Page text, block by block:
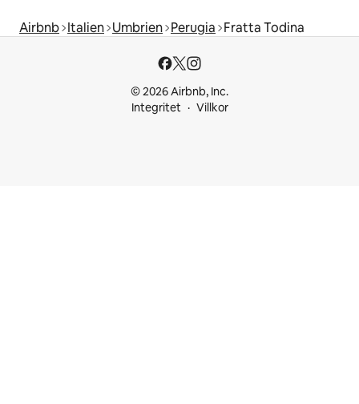
Airbnb Italien Umbrien Perugia Fratta Todina
© 2026 Airbnb, Inc.
Integritet
Villkor